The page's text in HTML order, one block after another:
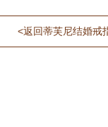
<返回蒂芙尼结婚戒